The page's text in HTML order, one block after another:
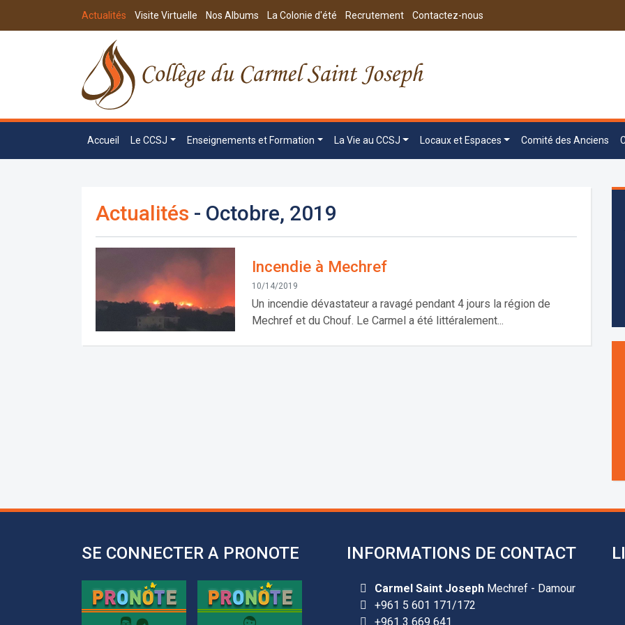
Actualités Visite Virtuelle Nos Albums La Colonie d'été Recrutement Contactez-nous
Accueil Le CCSJ Enseignements et Formation La Vie au CCSJ Locaux et Espaces Comité des Anciens
Actualités - Octobre, 2019
Incendie à Mechref
10/14/2019
Un incendie dévastateur a ravagé pendant 4 jours la région de
Mechref et du Chouf. Le Carmel a été littéralement...
SE CONNECTER A PRONOTE INFORMATIONS DE CONTACT
Carmel Saint JosephMechref - Damour
+961 5 601 171/172
+961 3 669 641